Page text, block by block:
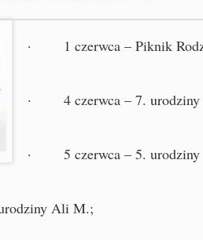
· 1 czerwca – Piknik
· 4 czerwca – 7. urodziny
· 5 czerwca – 5. urodziny
Ali M.;